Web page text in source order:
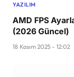
YAZILIM
AMD FPS
(2026 Güncel)
18 Kasım 2025 - 12:02